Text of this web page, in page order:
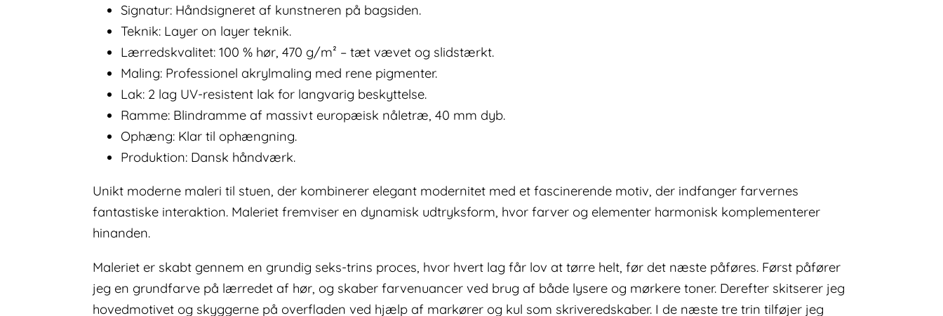
Signatur: Håndsigneret af kunstneren på bagsiden.
Teknik: Layer on layer teknik.
Lærredskvalitet: 100 % hør, 470 g/m² – tæt vævet og slidstærkt.
Maling: Professionel akrylmaling med rene pigmenter.
Lak: 2 lag UV-resistent lak for langvarig beskyttelse.
Ramme: Blindramme af massivt europæisk nåletræ, 40 mm dyb.
Ophæng: Klar til ophængning.
Produktion: Dansk håndværk.
Unikt moderne maleri til stuen, der kombinerer elegant modernitet med et fascinerende motiv, der indfanger farvernes
fantastiske interaktion. Maleriet fremviser en dynamisk udtryksform, hvor farver og elementer harmonisk komplementerer
hinanden.
Maleriet er skabt gennem en grundig seks-trins proces, hvor hvert lag får lov at tørre helt, før det næste påføres. Først påfører
jeg en grundfarve på lærredet af hør, og skaber farvenuancer ved brug af både lysere og mørkere toner. Derefter skitserer jeg
hovedmotivet og skyggerne på overfladen ved hjælp af markører og kul som skriveredskaber. I de næste tre trin tilføjer jeg